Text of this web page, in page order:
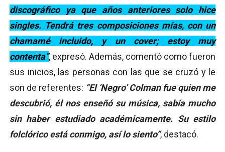
discográfico ya que años anteriores solo hice
singles. Tendrá tres composiciones mías, con un
chamamé incluido, y un cover; estoy muy
contenta’’, expresó. Además, comentó como fueron
sus inicios, las personas con las que se cruzó y le
son de referentes: ‘‘El ‘Negro’ Colman fue quien me
descubrió, él nos enseñó su música, sabía mucho
sin haber estudiado académicamente. Su estilo
folclórico está conmigo, así lo siento’’, destacó.